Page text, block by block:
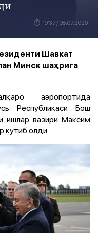
19:37 / 08.07.2026
Шавкат
Минск шаҳрига
аэропортида
Республикаси Бош
ишлар вазири Максим
кутиб олди.